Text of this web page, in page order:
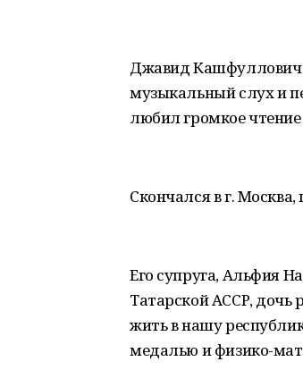
Джавид
музыкальный слух и
любил громкое
Скончался в г.
Его супруга, Альфия
Татарской АССР, дочь
жить в нашу
медалью и физико-